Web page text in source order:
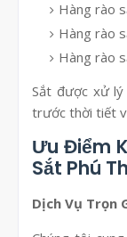
Hàng rào
Hàng rào
Hàng rào
Sắt được xử
trước thời tiết
Ưu Điểm
Sắt Phú
Dịch Vụ Trọn